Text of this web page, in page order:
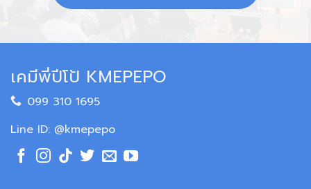
เคมีพี่ปีโป้ KMEPEPO
099 310 1695
Line ID: @kmepepo